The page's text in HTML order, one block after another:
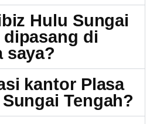
Hulu Sungai
di
saya?
kantor Plasa
Tengah?